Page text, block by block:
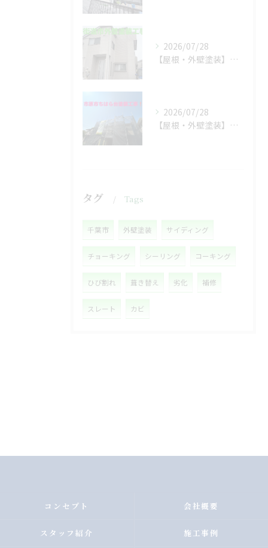
2026/07/28
【屋根・外壁塗装】工事着工しました❗️
2026/07/28
【屋根・外壁塗装】着工しました❗️
タグ Tags
千葉市 外壁塗装 サイディング
チョーキング シーリング コーキング
ひび割れ 葺き替え 劣化 補修
スレート カビ
コンセプト 会社概要
スタッフ紹介 施工事例